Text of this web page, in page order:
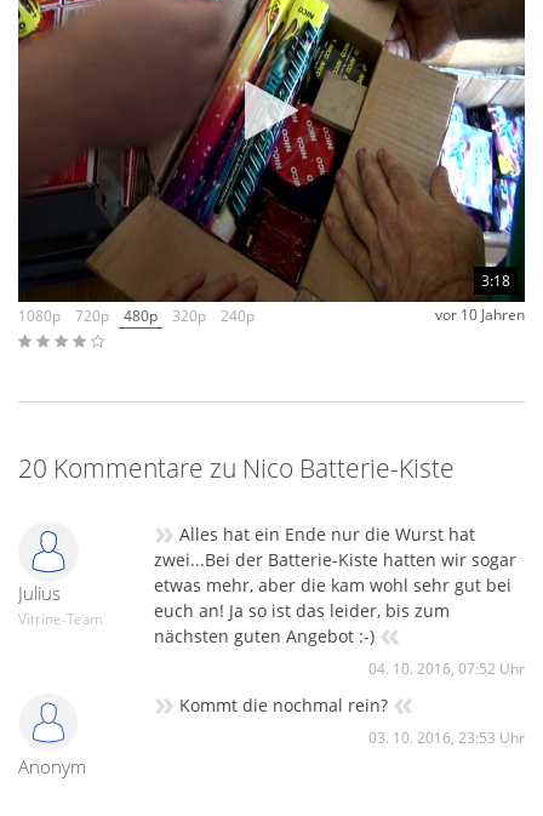
3:18
1080p
720p 480p 320p 240p vor 10 Jahren
20 Kommentare zu Nico Batterie-Kiste
Julius
Vitrine-Team
» Alles hat ein Ende nur die Wurst hat
zwei...Bei der Batterie-Kiste hatten wir sogar
etwas mehr, aber die kam wohl sehr gut bei
euch an! Ja so ist das leider, bis zum
nächsten guten Angebot :-) «
04. 10. 2016, 07:52 Uhr
Anonym
» Kommt die nochmal rein? «
03. 10. 2016, 23:53 Uhr